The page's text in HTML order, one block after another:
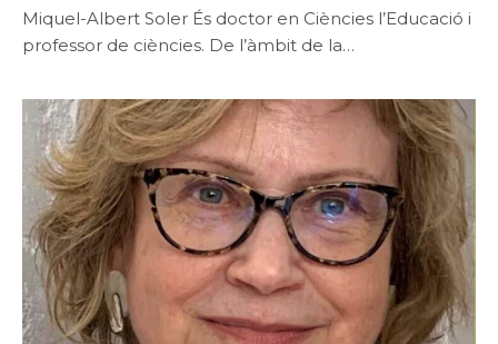
Miquel-Albert Soler És doctor en Ciències l’Educació i
professor de ciències. De l’àmbit de la…